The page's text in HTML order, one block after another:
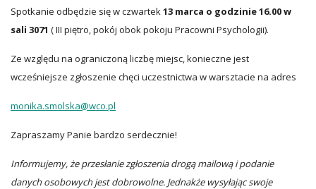
Spotkanie odbędzie się w czwartek13 marca o godzinie 16.00 w
sali 3071 ( III piętro, pokój obok pokoju Pracowni Psychologii).
Ze względu na ograniczoną liczbę miejsc, konieczne jest
wcześniejsze zgłoszenie chęci uczestnictwa w warsztacie na adres
monika.smolska@wco.pl
Zapraszamy Panie bardzo serdecznie!
Informujemy, że przesłanie zgłoszenia drogą mailową i podanie
danych osobowych jest dobrowolne. Jednakże wysyłając swoje